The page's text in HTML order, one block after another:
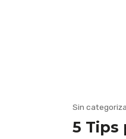
Sin
5 Tips